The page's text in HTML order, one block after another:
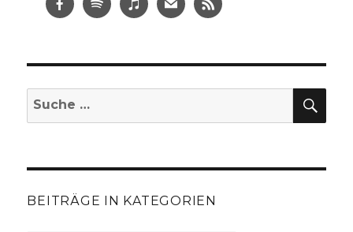
Suche
nach:
BEITRÄGE IN KATEGORIEN